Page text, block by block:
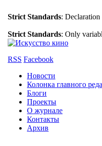
Strict Standards:
Strict Standards: Only
RSS Facebook
Новости
Колонка главного
Блоги
Проекты
О журнале
Контакты
Архив